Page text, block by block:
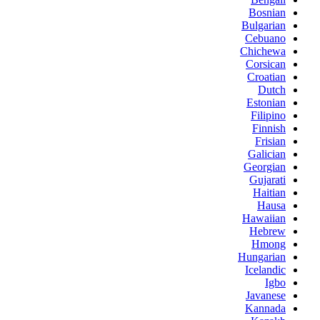
Bosnian
Bulgarian
Cebuano
Chichewa
Corsican
Croatian
Dutch
Estonian
Filipino
Finnish
Frisian
Galician
Georgian
Gujarati
Haitian
Hausa
Hawaiian
Hebrew
Hmong
Hungarian
Icelandic
Igbo
Javanese
Kannada